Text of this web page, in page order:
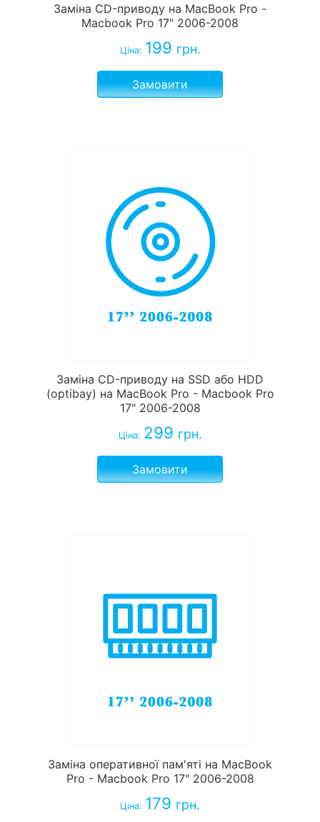
Заміна CD-приводу на MacBook Pro -
Macbook Pro 17" 2006-2008
Ціна: 199 грн.
Замовити
Заміна CD-приводу на SSD або HDD
(optibay) на MacBook Pro - Macbook Pro
17" 2006-2008
Ціна: 299 грн.
Замовити
Заміна оперативної пам'яті на MacBook
Pro - Macbook Pro 17" 2006-2008
Ціна: 179 грн.